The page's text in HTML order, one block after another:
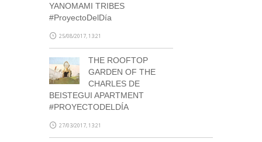
YANOMAMI TRIBES
#ProyectoDelDía
25/08/2017, 13:21
THE ROOFTOP
GARDEN OF THE
CHARLES DE
BEISTEGUI APARTMENT
#PROYECTODELDÍA
27/03/2017, 13:21